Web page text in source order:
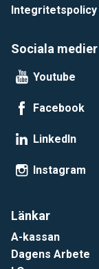
Integritetspolicy
Sociala medier
Youtube
Facebook
LinkedIn
Instagram
Länkar
A-kassan
Dagens Arbete